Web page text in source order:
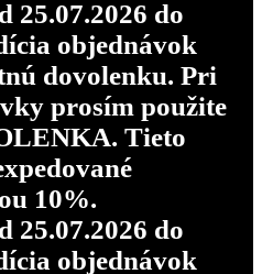
25.07.2026 do
objednávok
dovolenku. Pri
prosím použite
Tieto
10%.
25.07.2026 do
objednávok